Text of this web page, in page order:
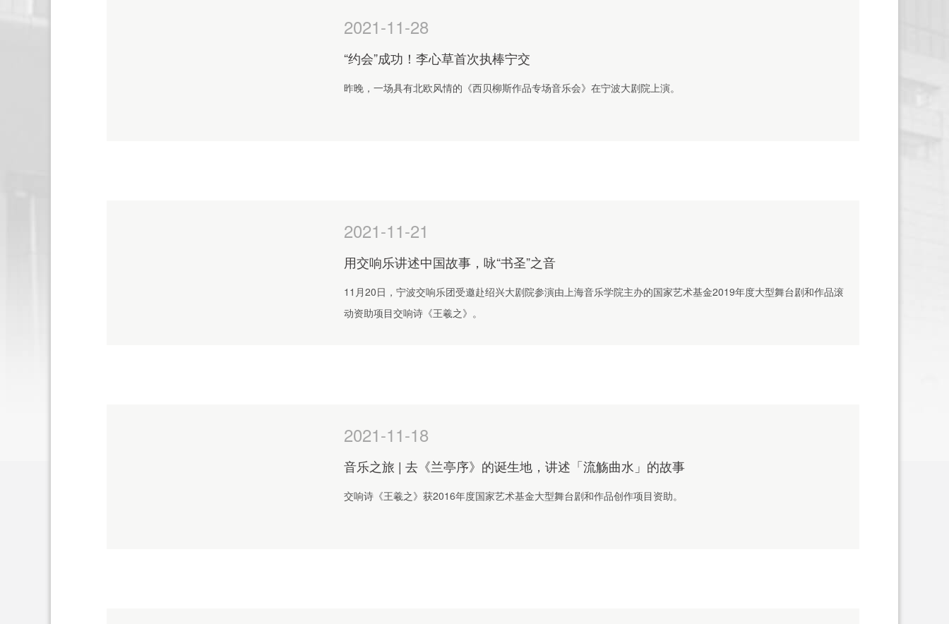
2021-11-28
“约会”成功！李心草首次执棒宁交
昨晚，一场具有北欧风情的《西贝柳斯作品专场音乐会》在宁波大剧院上演。
2021-11-21
用交响乐讲述中国故事，咏“书圣”之音
11月20日，宁波交响乐团受邀赴绍兴大剧院参演由上海音乐学院主办的国家艺术基金2019年度大型舞台剧和作品滚
动资助项目交响诗《王羲之》。
2021-11-18
音乐之旅 | 去《兰亭序》的诞生地，讲述「流觞曲水」的故事
交响诗《王羲之》获2016年度国家艺术基金大型舞台剧和作品创作项目资助。